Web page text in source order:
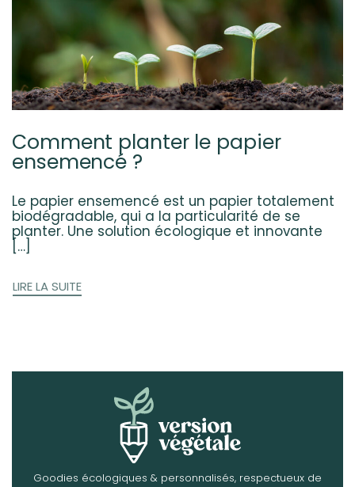
Comment planter le papier
ensemencé ?
Le papier ensemencé est un papier totalement
biodégradable, qui a la particularité de se
planter. Une solution écologique et innovante
[…]
LIRE LA SUITE
Goodies écologiques & personnalisés, respectueux de